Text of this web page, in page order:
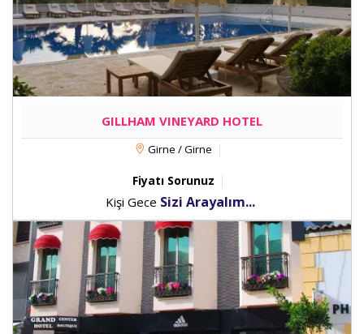
GILLHAM VINEYARD HOTEL
Girne / Girne
Fiyatı Sorunuz
Kişi Gece Sizi Arayalım...